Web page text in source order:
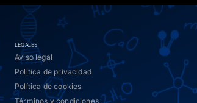
LEGALES
Aviso legal
Política de privacidad
Política de cookies
Términos y condiciones